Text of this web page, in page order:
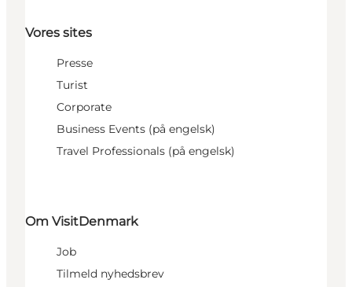
Vores sites
Presse
Turist
Corporate
Business Events (på engelsk)
Travel Professionals (på engelsk)
Om VisitDenmark
Job
Tilmeld nyhedsbrev